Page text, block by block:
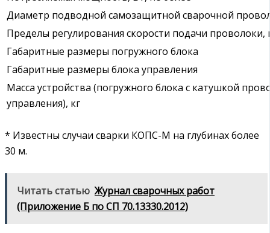
Диаметр подводной самозащитной сварочной
Пределы регулирования скорости подачи проволоки,
Габаритные размеры погружного блока
Габаритные размеры блока управления
Масса устройства (погружного блока с катушкой
управления), кг
* Известны случаи сварки КОПС-М на глубинах более
30 м.
Читать статью Журнал сварочных работ
(Приложение Б по СП 70.13330.2012)